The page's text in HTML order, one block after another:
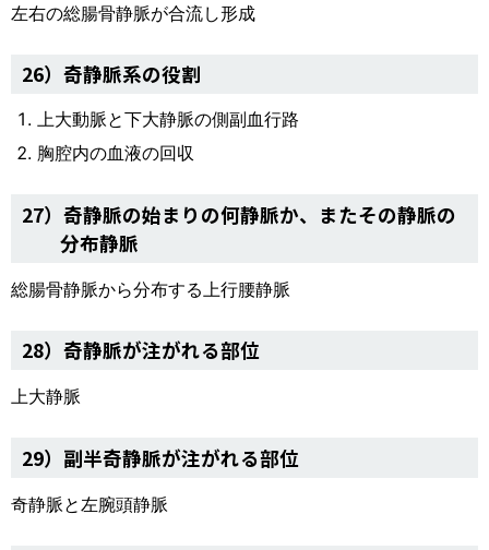
左右の総腸骨静脈が合流し形成
26）奇静脈系の役割
上大動脈と下大静脈の側副血行路
胸腔内の血液の回収
27）奇静脈の始まりの何静脈か、またその静脈の
分布静脈
総腸骨静脈から分布する上行腰静脈
28）奇静脈が注がれる部位
上大静脈
29）副半奇静脈が注がれる部位
奇静脈と左腕頭静脈